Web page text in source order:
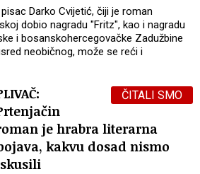
Darko Cvijetić, čiji je roman
dobio nagradu "Fritz", kao i nagradu
i bosanskohercegovačke Zadužbine
neobičnog, može se reći i
ČITALI SMO
je hrabra literarna
kakvu dosad nismo